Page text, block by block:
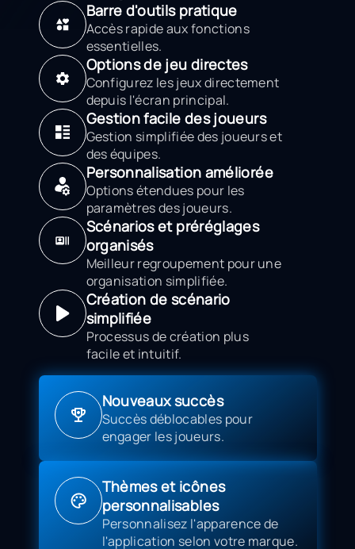
Barre d'outils pratique
Accès rapide aux fonctions
essentielles.
Options de jeu directes
Configurez les jeux directement
depuis l'écran principal.
Gestion facile des joueurs
Gestion simplifiée des joueurs et
des équipes.
Personnalisation améliorée
Options étendues pour les
paramètres des joueurs.
Scénarios et préréglages
organisés
Meilleur regroupement pour une
organisation simplifiée.
Création de scénario
simplifiée
Processus de création plus
facile et intuitif.
Nouveaux succès
Succès déblocables pour
engager les joueurs.
Thèmes et icônes
personnalisables
Personnalisez l'apparence de
l'application selon votre marque.